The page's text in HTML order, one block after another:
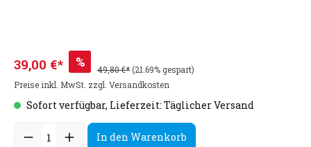
39,00 €* % 49,80 €*(21.69% gespart)
Preise inkl. MwSt. zzgl. Versandkosten
Sofort verfügbar, Lieferzeit: Täglicher Versand
In den Warenkorb